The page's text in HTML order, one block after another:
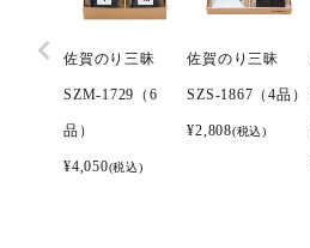
佐賀のり三昧
SZM-1729（6
品）
¥4,050(税込)
佐賀のり三昧
SZS-1867（4品）
¥2,808(税込)